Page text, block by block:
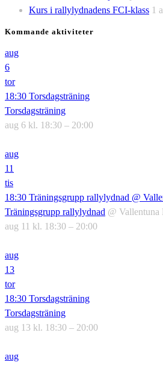
Kurs i rallylydnadens FCI-klass 1
Kommande aktiviteter
aug
6
tor
18:30 Torsdagsträning
Torsdagsträning
aug 6 kl. 18:30 – 20:00
aug
11
tis
18:30 Träningsgrupp rallylydnad @
Träningsgrupp rallylydnad @
aug 11 kl. 18:30 – 20:00
aug
13
tor
18:30 Torsdagsträning
Torsdagsträning
aug 13 kl. 18:30 – 20:00
aug